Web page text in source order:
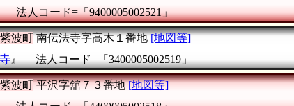
法人コード=「9400005002521」
波町南伝法寺字高木１番地 [地図等]
』 法人コード=「3400005002519」
波町平沢字舘７３番地 [地図等]